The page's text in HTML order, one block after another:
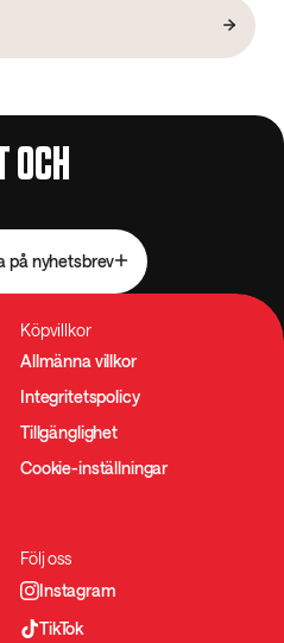
OCH
på nyhetsbrev
Köpvillkor
Allmänna villkor
Integritetspolicy
Tillgänglighet
Cookie-inställningar
Följ oss
Instagram
TikTok